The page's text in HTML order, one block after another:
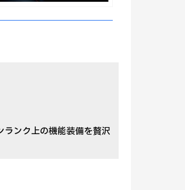
ランク上の機能装備を贅沢